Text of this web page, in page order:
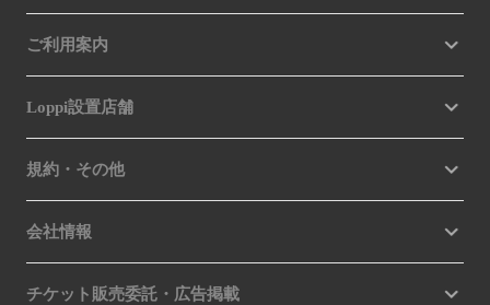
ご利用案内
Loppi設置店舗
規約・その他
会社情報
チケット販売委託・広告掲載